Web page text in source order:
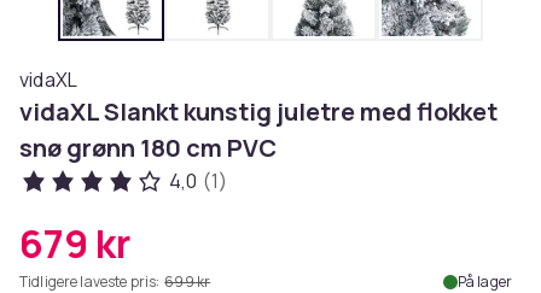
vidaXL
vidaXL Slankt kunstig juletre med flokket
snø grønn 180 cm PVC
4,0 (1)
679 kr
Tidligere laveste pris: 699 kr På lager